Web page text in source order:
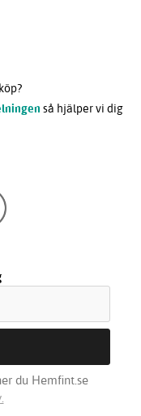
så hjälper vi dig
du Hemfint.se